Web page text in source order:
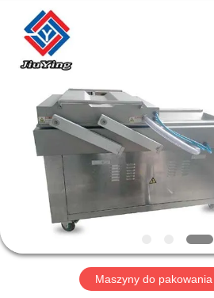
DOMU
PRODUKTY
POKAZ
VR
Machinery
Co.,Ltd.
Rights
Reserved.
Maszyny do